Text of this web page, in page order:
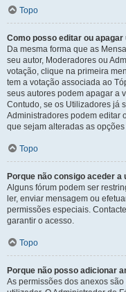
Topo
Como posso editar ou
Da mesma forma que as
seu autor, Moderadores ou
votação, clique na primeira
tem a votação associada ao
seus autores podem apagar a
Contudo, se os Utilizadores já
Administradores podem editar
que sejam alteradas as
Topo
Porque não consigo aceder a
Alguns fórum podem ser
ler, enviar mensagem ou
permissões especiais.
garantir o acesso.
Topo
Porque não posso adicionar
As permissões dos anexos